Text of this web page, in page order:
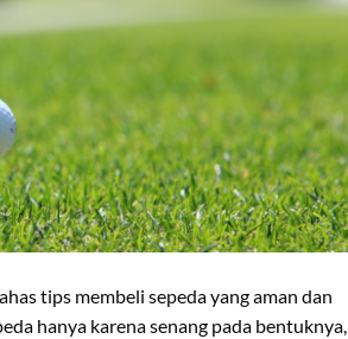
tips membeli sepeda yang aman dan
hanya karena senang pada bentuknya,